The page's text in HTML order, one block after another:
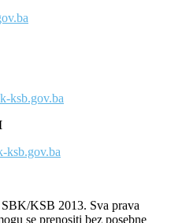
ksb.gov.ba
ksb.gov.ba
KSB 2013. Sva prava
se prenositi bez posebne